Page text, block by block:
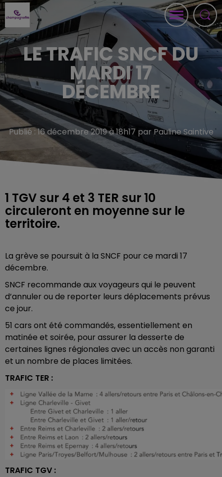
LE TRAFIC SNCF DU
MARDI 17
DÉCEMBRE
Publié : 16 décembre 2019 à 18h17 par Pauline Saintive
1 TGV sur 4 et 3 TER sur 10
circuleront en moyenne sur le
territoire.
La grève se poursuit à la SNCF pour ce mardi 17
décembre.
SNCF recommande aux voyageurs qui le peuvent
d’annuler ou de reporter leurs déplacements prévus
ce jour.
51 cars ont été commandés, essentiellement en
matinée et soirée, pour assurer la desserte de
certaines lignes régionales avec un accès non garanti
et un nombre de places limitées.
TRAFIC TER :
TRAFIC TGV :